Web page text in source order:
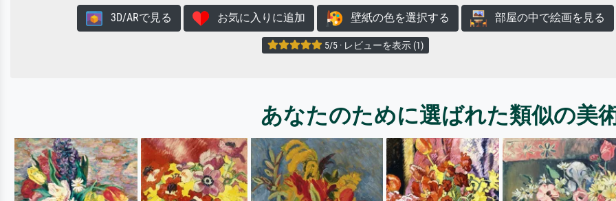
3D/ARで見る お気に入りに追加 壁紙の色を選択する 部屋の中で絵画を見る
5/5 · レビューを表示 (1)
あなたのために選ばれた類似の美